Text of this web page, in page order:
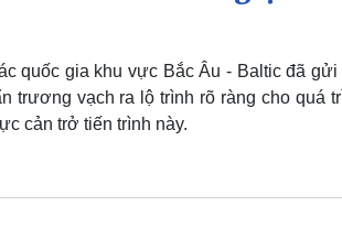
quốc gia khu vực Bắc Âu - Baltic đã
trương vạch ra lộ trình rõ ràng cho quá
cản trở tiến trình này.